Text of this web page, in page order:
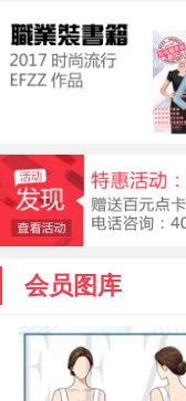
会员图库